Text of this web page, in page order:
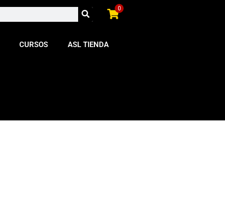
0
CURSOS ASL TIENDA